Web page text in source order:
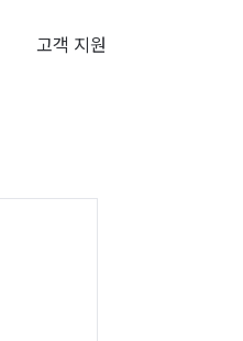
고객 지원